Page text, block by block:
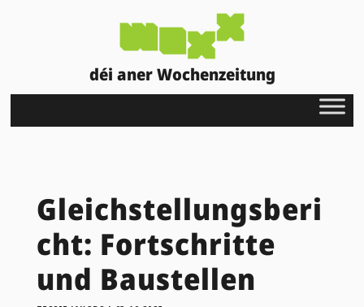
déi aner Wochenzeitung
Gleichstellungsberi
cht: Fortschritte
und Baustellen